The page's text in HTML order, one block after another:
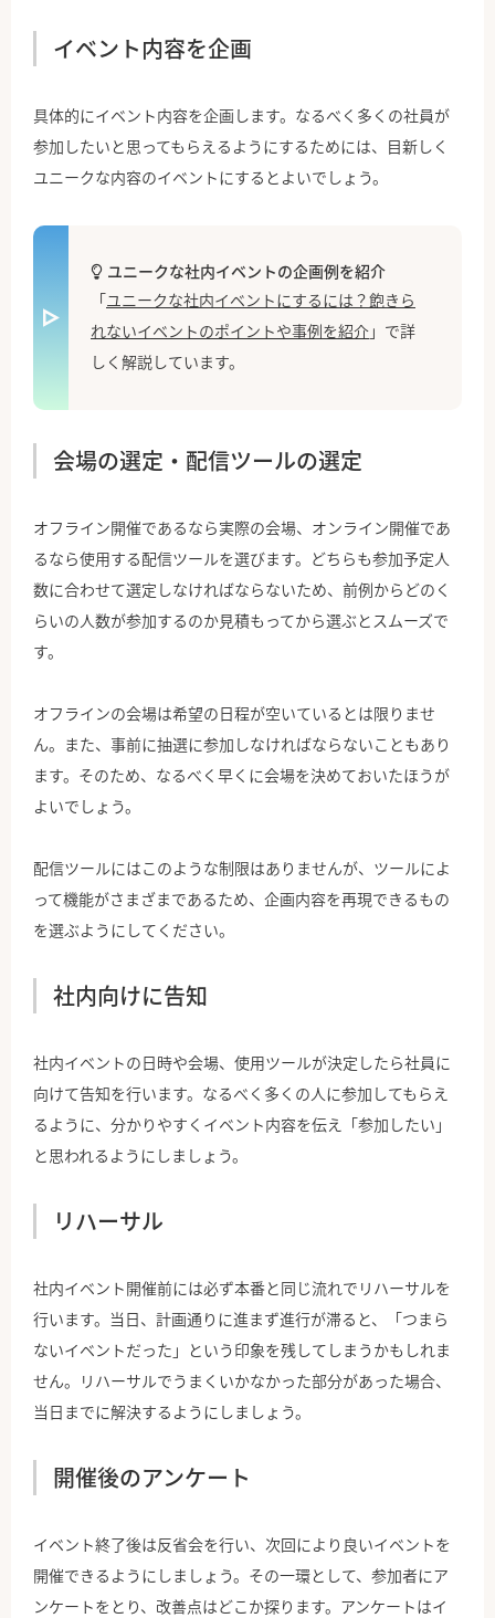
イベント内容を企画
具体的にイベント内容を企画します。なるべく多くの社員が
参加したいと思ってもらえるようにするためには、目新しく
ユニークな内容のイベントにするとよいでしょう。
ユニークな社内イベントの企画例を紹介
「ユニークな社内イベントにするには？飽きら
れないイベントのポイントや事例を紹介 」で詳
しく解説しています。
会場の選定・配信ツールの選定
オフライン開催であるなら実際の会場、オンライン開催であ
るなら使用する配信ツールを選びます。どちらも参加予定人
数に合わせて選定しなければならないため、前例からどのく
らいの人数が参加するのか見積もってから選ぶとスムーズで
す。
オフラインの会場は希望の日程が空いているとは限りませ
ん。また、事前に抽選に参加しなければならないこともあり
ます。そのため、なるべく早くに会場を決めておいたほうが
よいでしょう。
配信ツールにはこのような制限はありませんが、ツールによ
って機能がさまざまであるため、企画内容を再現できるもの
を選ぶようにしてください。
社内向けに告知
社内イベントの日時や会場、使用ツールが決定したら社員に
向けて告知を行います。なるべく多くの人に参加してもらえ
るように、分かりやすくイベント内容を伝え「参加したい」
と思われるようにしましょう。
リハーサル
社内イベント開催前には必ず本番と同じ流れでリハーサルを
行います。当日、計画通りに進まず進行が滞ると、「つまら
ないイベントだった」という印象を残してしまうかもしれま
せん。リハーサルでうまくいかなかった部分があった場合、
当日までに解決するようにしましょう。
開催後のアンケート
イベント終了後は反省会を行い、次回により良いイベントを
開催できるようにしましょう。その一環として、参加者にア
ンケートをとり、改善点はどこか探ります。アンケートはイ